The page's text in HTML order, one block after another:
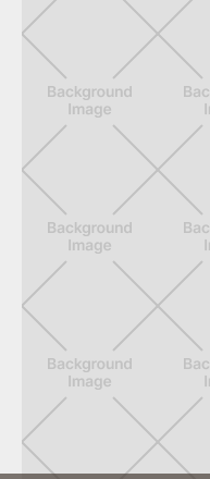
Wir sind uns
gut
enormen
Deshalb
wenn
Schreiner